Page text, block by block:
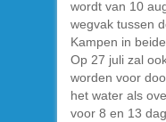
wordt van 10
wegvak tussen
Kampen in
Op 27 juli zal
worden voor
het water als
voor 8 en 13